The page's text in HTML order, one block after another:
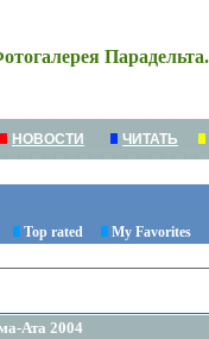
НОВОСТИ ЧИТАТЬ
Top rated My Favorites
Ата 2004